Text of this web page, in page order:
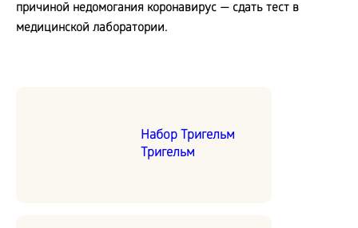
причиной недомогания коронавирус — сдать тест в
медицинской лаборатории.
Набор Тригельм
Тригельм